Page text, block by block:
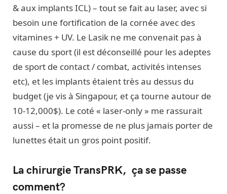
& aux implants ICL) – tout se fait au laser, avec si
besoin une fortification de la cornée avec des
vitamines + UV. Le Lasik ne me convenait pas à
cause du sport (il est déconseillé pour les adeptes
de sport de contact / combat, activités intenses
etc), et les implants étaient très au dessus du
budget (je vis à Singapour, et ça tourne autour de
10-12,000$). Le coté « laser-only » me rassurait
aussi – et la promesse de ne plus jamais porter de
lunettes était un gros point positif.
La chirurgie TransPRK, ça se passe
comment?